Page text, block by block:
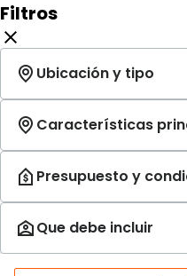
Filtros